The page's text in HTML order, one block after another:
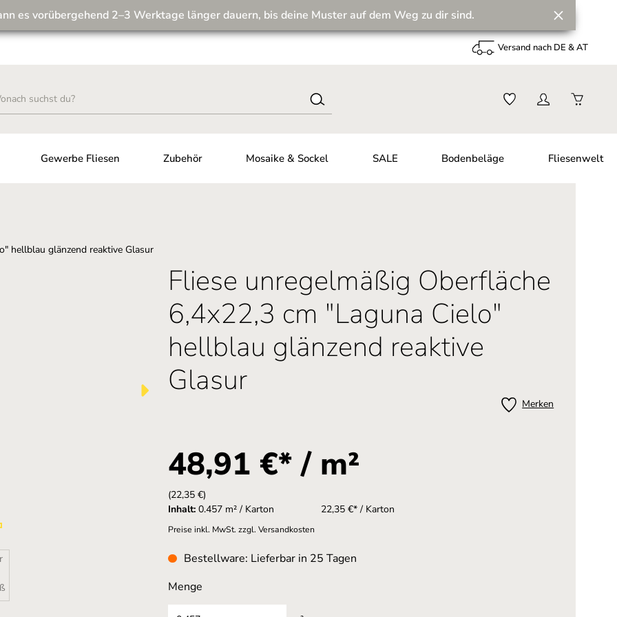
Wir machen unseren Musterversand fit für die Zukunft! 💪
es vorübergehend 2–3 Werktage länger dauern, bis deine Muster auf dem Weg zu dir sind.
Versand nach DE & AT
Gewerbe Fliesen Zubehör Mosaike & Sockel SALE Bodenbeläge Fliesenwelt
Fliese unregelmäßig Oberfläche
6,4x22,3 cm "Laguna Cielo"
hellblau glänzend reaktive
Glasur
Merken
48,91 €* / m²
(22,35 €)
Inhalt: 0.457 m² / Karton 22,35 €* / Karton
Preise inkl. MwSt. zzgl. Versandkosten
Bestellware: Lieferbar in 25 Tagen
Menge